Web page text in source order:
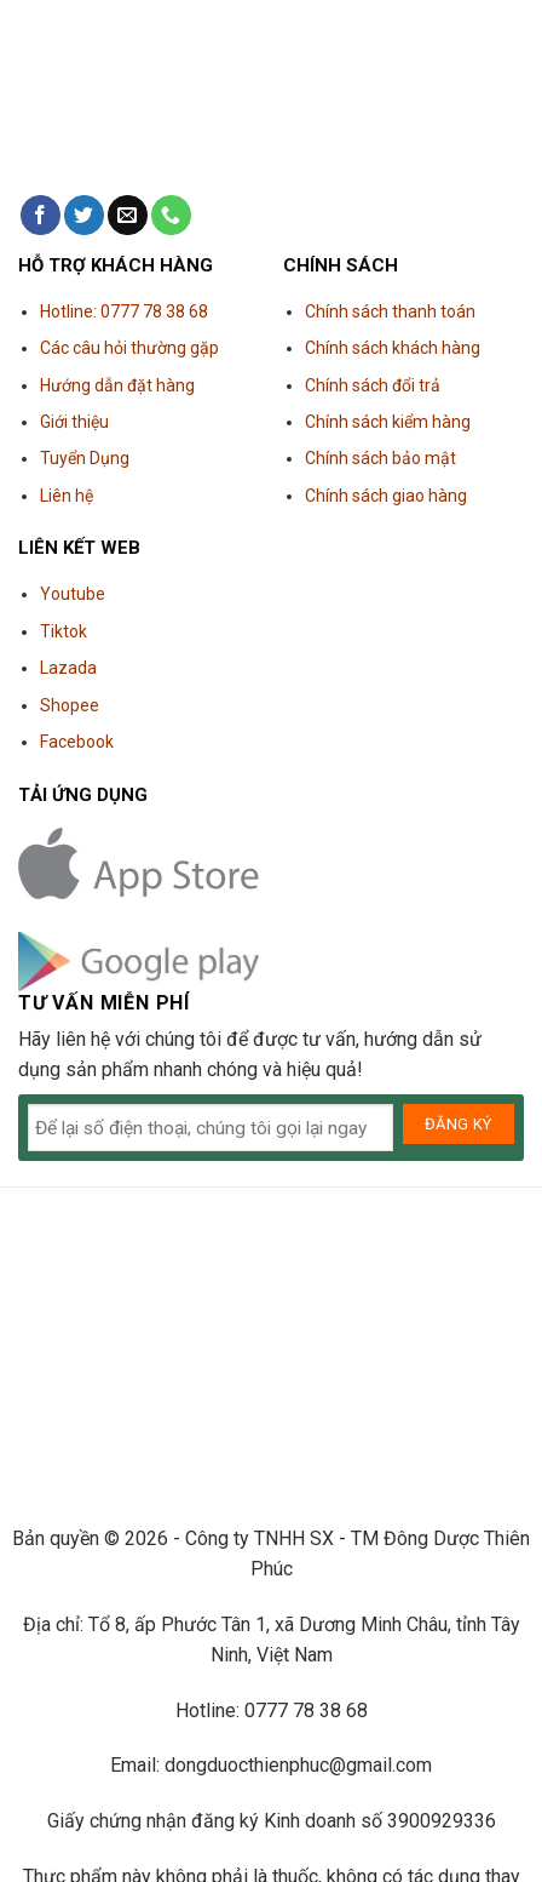
HỖ TRỢ KHÁCH HÀNG
Hotline: 0777 78 38 68
Các câu hỏi thường gặp
Hướng dẫn đặt hàng
Giới thiệu
Tuyển Dụng
Liên hệ
CHÍNH SÁCH
Chính sách thanh toán
Chính sách khách hàng
Chính sách đổi trả
Chính sách kiểm hàng
Chính sách bảo mật
Chính sách giao hàng
LIÊN KẾT WEB
Youtube
Tiktok
Lazada
Shopee
Facebook
TẢI ỨNG DỤNG
TƯ VẤN MIỄN PHÍ
Hãy liên hệ với chúng tôi để được tư vấn, hướng dẫn sử
dụng sản phẩm nhanh chóng và hiệu quả!
Bản quyền © 2026 - Công ty TNHH SX - TM Đông Dược Thiên
Phúc
Địa chỉ: Tổ 8, ấp Phước Tân 1, xã Dương Minh Châu, tỉnh Tây
Ninh, Việt Nam
Hotline: 0777 78 38 68
Email: dongduocthienphuc@gmail.com
Giấy chứng nhận đăng ký Kinh doanh số 3900929336
Thực phẩm này không phải là thuốc, không có tác dụng thay